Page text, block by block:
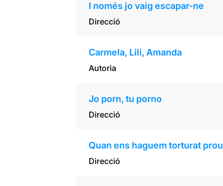
I només jo vaig escapar-ne
Direcció
Carmela, Lili, Amanda
Autoria
Jo porn, tu porno
Direcció
Quan ens haguem torturat prou
Direcció